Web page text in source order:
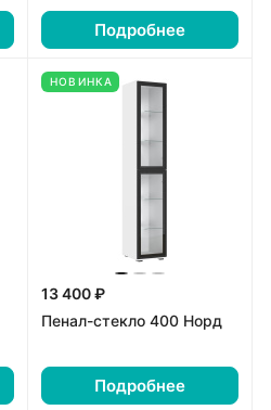
Подробнее
НОВИНКА
13 400 ₽
Пенал-стекло 400 Норд
Подробнее